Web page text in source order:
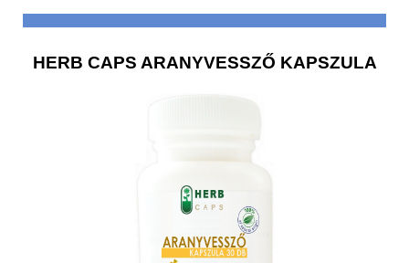
HERB CAPS ARANYVESSZŐ KAPSZULA